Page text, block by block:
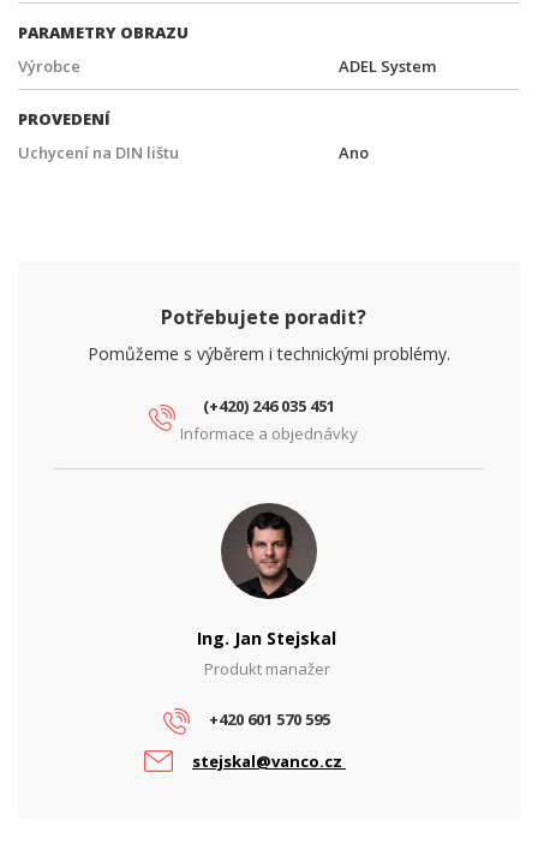
PARAMETRY OBRAZU
Výrobce
ADEL System
PROVEDENÍ
Uchycení na DIN lištu
Ano
Potřebujete poradit?
Pomůžeme s výběrem i technickými problémy.
(+420) 246 035 451
Informace a objednávky
Ing. Jan Stejskal
Produkt manažer
+420 601 570 595
stejskal@vanco.cz